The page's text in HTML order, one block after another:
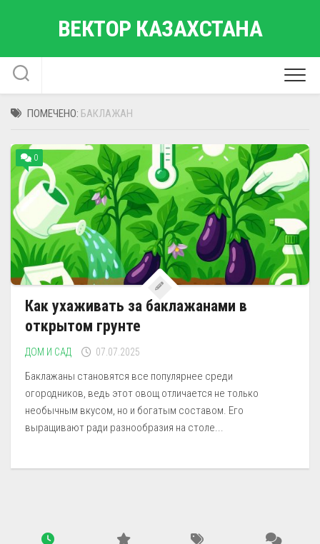
ВЕКТОР КАЗАХСТАНА
ПОМЕЧЕНО: БАКЛАЖАН
0
Как ухаживать за баклажанами в
открытом грунте
ДОМ И САД 07.07.2025
Баклажаны становятся все популярнее среди
огородников, ведь этот овощ отличается не только
необычным вкусом, но и богатым составом. Его
выращивают ради разнообразия на столе...